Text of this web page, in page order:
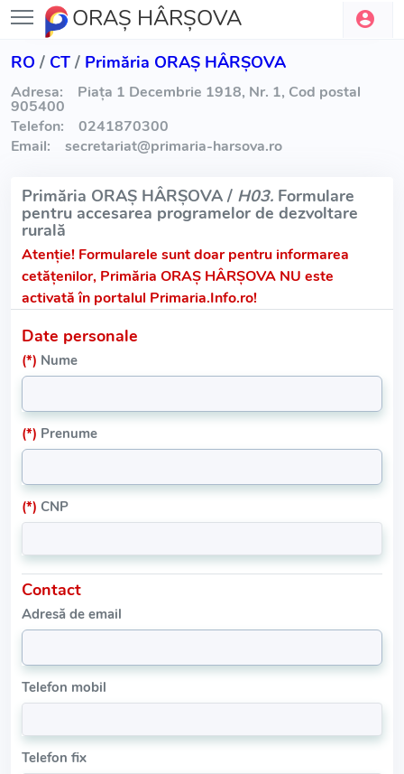
ORAŞ HÂRŞOVA
RO / CT / Primăria ORAŞ HÂRŞOVA
Adresa: Piața 1 Decembrie 1918, Nr. 1, Cod postal
905400
Telefon:
0241870300
Email:
secretariat@primaria-harsova.ro
Primăria ORAŞ HÂRŞOVA / H03. Formulare
pentru accesarea programelor de dezvoltare
rurală
Atenție! Formularele sunt doar pentru informarea
cetățenilor, Primăria ORAŞ HÂRŞOVA NU este
activată în portalul Primaria.Info.ro!
Date personale
(*) Nume
(*) Prenume
(*) CNP
Contact
Adresă de email
Telefon mobil
Telefon fix